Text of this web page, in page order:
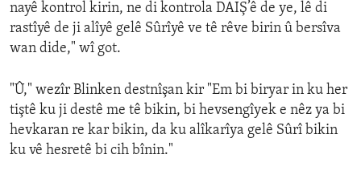
nayê kontrol kirin, ne di kontrola DAIŞ’ê de ye, lê di
rastîyê de ji alîyê gelê Sûrîyê ve tê rêve birin û bersîva
wan dide," wî got.
"Û," wezîr Blinken destnîşan kir "Em bi biryar in ku her
tiştê ku ji destê me tê bikin, bi hevsengîyek e nêz ya bi
hevkaran re kar bikin, da ku alîkarîya gelê Sûrî bikin
ku vê hesretê bi cih bînin."